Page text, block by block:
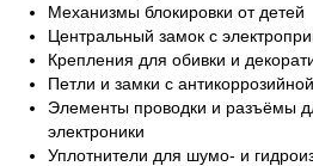
Механизмы блокировки от детей
Центральный замок с
Крепления для обивки и
Петли и замки с
Элементы проводки и разъёмы
электроники
Уплотнители для шумо- и